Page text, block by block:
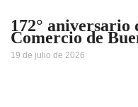
172° aniversario
Comercio de
19 de julio de 2026